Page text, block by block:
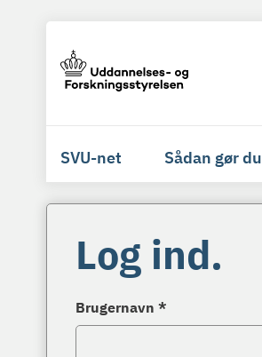
SVU-net Sådan gør du
Log ind.
Brugernavn *